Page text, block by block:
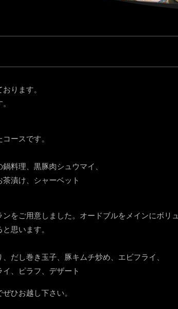
ります。
ースです。
料理、黒豚肉シュウマイ、
漬け、シャーベット
をご用意しました。オードブルをメインにボリュ
思います。
だし巻き玉子、豚キムチ炒め、エビフライ、
、ピラフ、デザート
ひお越し下さい。